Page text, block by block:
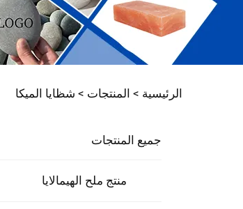
الرئيسية > المنتجات > شظايا الميكا
جميع المنتجات
منتج ملح الهيمالايا